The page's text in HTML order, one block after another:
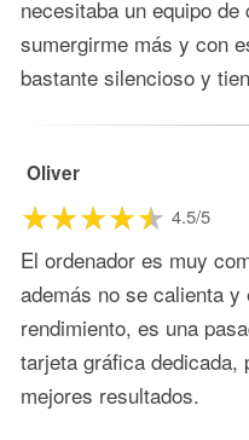
necesitaba un equipo
sumergirme más y con
bastante silencioso y
Oliver
4.5/5
El ordenador es muy
además no se calienta
rendimiento, es una
tarjeta gráfica dedicada,
mejores resultados.